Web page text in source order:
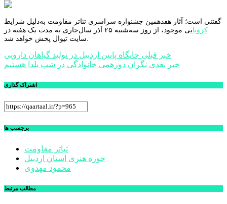
گفتنی است؛ آثار هفدهمین جشنواره سراسری تئاتر مقاومت به‌دلیل شرایط
کرونا
یی موجود، از روز سه‌شنبه ۲۵ آذر سال‌جاری به مدت یک هفته در
راهبری
نوشته
خبر قبلی جایگاه پایین اردبیل در تولید گیاهان دارویی
خبر بعدی نگران دورهمی خانوادگی در شب یلدا هستیم
اشتراک گذاری
برچسب ها
تیاتر مقاومت
حوزه هنری استان اردبیل
محمود مهدوی
مطالب مرتبط